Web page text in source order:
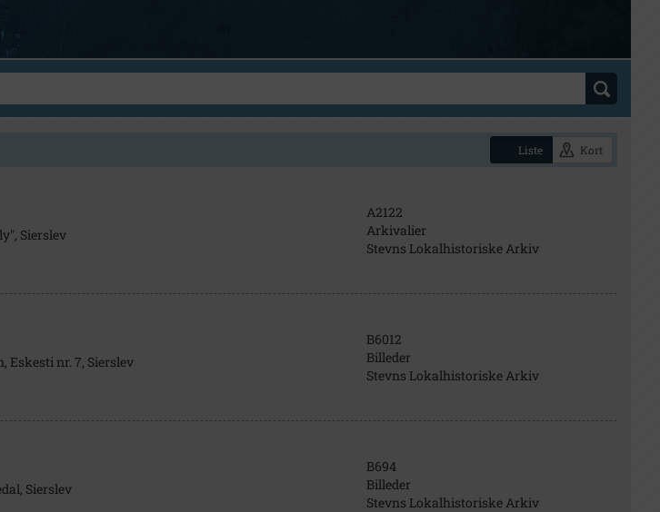
Liste Kort
Sierslev
A2122
Arkivalier
Stevns Lokalhistoriske Arkiv
Eskesti nr. 7, Sierslev
B6012
Billeder
Stevns Lokalhistoriske Arkiv
Sierslev
B694
Billeder
Stevns Lokalhistoriske Arkiv